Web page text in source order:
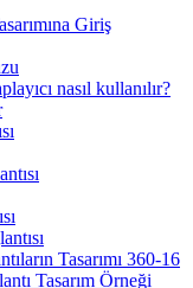
Giriş
nasıl kullanılır?
Tasarımı 360-16
Tasarım Örneği